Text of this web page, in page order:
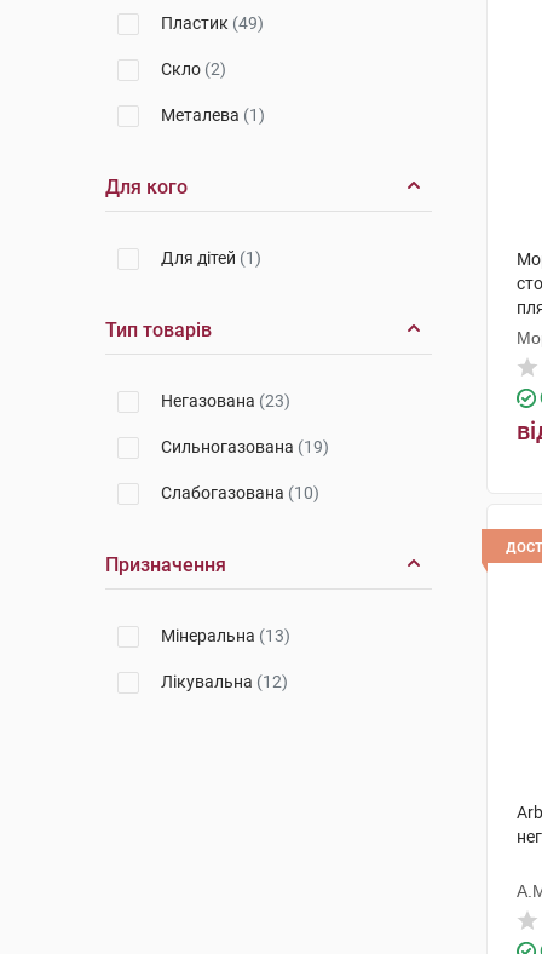
Пластик (49)
Cкло (2)
Металева (1)
Для кого
Для дітей (1)
Тип товарів
Негазована (23)
Сильногазована (19)
Слабогазована (10)
Призначення
Мінеральна (13)
Лікувальна (12)